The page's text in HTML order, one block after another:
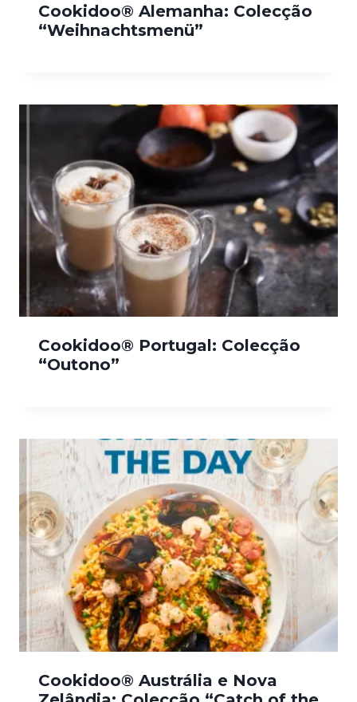
Cookidoo® Alemanha: Colecção
“Weihnachtsmenü”
Cookidoo® Portugal: Colecção
“Outono”
Cookidoo® Austrália e Nova